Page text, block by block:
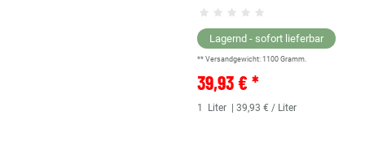
Lagernd - sofort lieferbar
** Versandgewicht: 1100 Gramm.
39,93 € *
1 Liter | 39,93 € / Liter